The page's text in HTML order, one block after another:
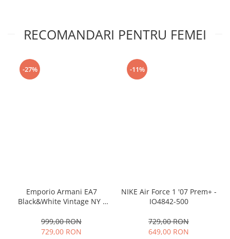
RECOMANDARI PENTRU FEMEI
-27%
Emporio Armani EA7
Black&White Vintage NY -
999,00 RON
729,00 RON
-11%
NIKE Air Force 1 '07 Prem+ -
IO4842-500
729,00 RON
649,00 RON